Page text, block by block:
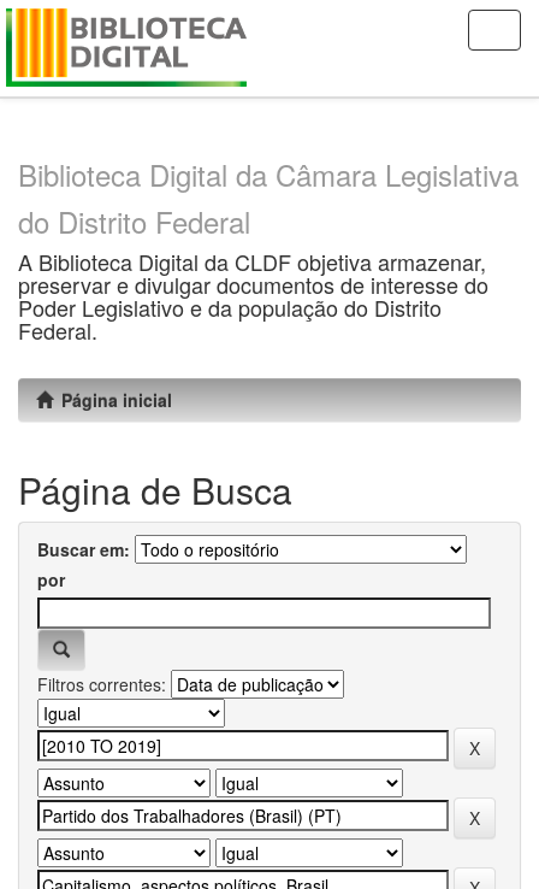
Skip
Biblioteca Digital da Câmara Legislativa
do Distrito Federal
A Biblioteca Digital da CLDF objetiva armazenar,
preservar e divulgar documentos de interesse do
Poder Legislativo e da população do Distrito
Federal.
Página inicial
Página de Busca
Buscar em:
por
Filtros correntes: